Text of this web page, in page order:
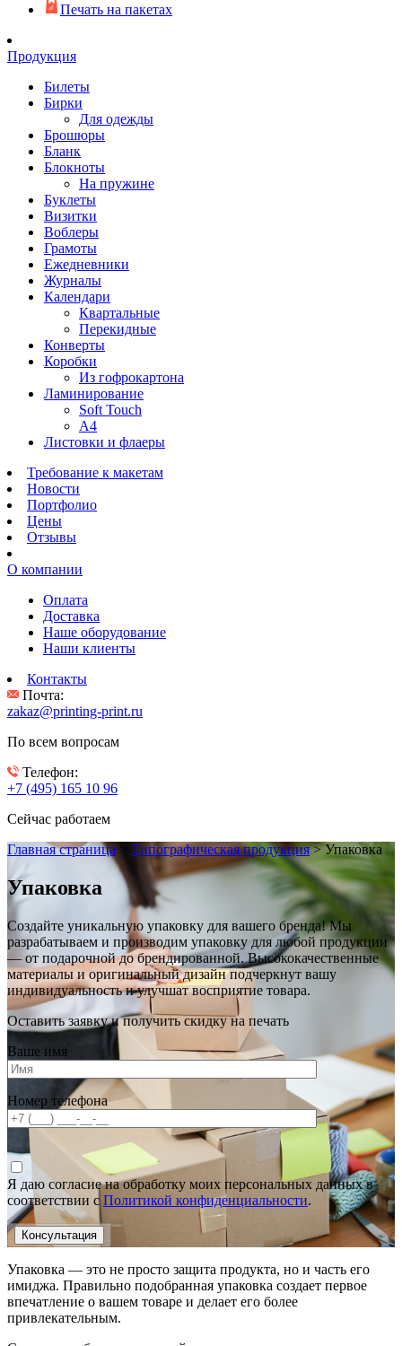
Печать на пакетах
Продукция
Билеты
Бирки
Для одежды
Брошюры
Бланк
Блокноты
На пружине
Буклеты
Визитки
Воблеры
Грамоты
Ежедневники
Журналы
Календари
Квартальные
Перекидные
Конверты
Коробки
Из гофрокартона
Ламинирование
Soft Touch
А4
Листовки и флаеры
Требование к макетам
Новости
Портфолио
Цены
Отзывы
О компании
Оплата
Доставка
Наше оборудование
Наши клиенты
Контакты
Почта:
zakaz@printing-print.ru
По всем вопросам
Телефон:
+7 (495) 165 10 96
Сейчас работаем
Главная страница > Типографическая продукция>Упаковка
Упаковка
Создайте уникальную упаковку для вашего бренда! Мы
разрабатываем и производим упаковку для любой продукции
— от подарочной до брендированной. Высококачественные
материалы и оригинальный дизайн подчеркнут вашу
индивидуальность и улучшат восприятие товара.
Оставить заявку и получить скидку на печать
Ваше имя
Номер телефона
Я даю согласие на обработку моих персональных данных в
соответствии с Политикой конфиденциальности.
Упаковка — это не просто защита продукта, но и часть его
имиджа. Правильно подобранная упаковка создает первое
впечатление о вашем товаре и делает его более
привлекательным.